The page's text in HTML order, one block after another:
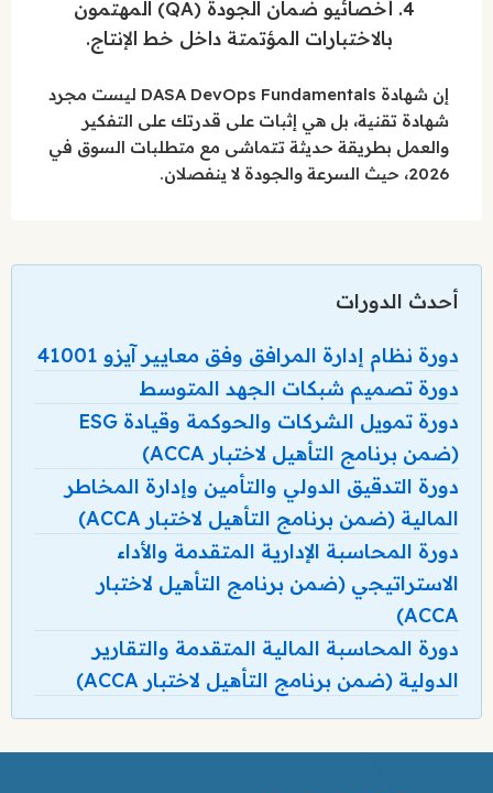
أخصائيو ضمان الجودة (QA) المهتمون
بالاختبارات المؤتمتة داخل خط الإنتاج.
إن شهادة DASA DevOps Fundamentals ليست مجرد
شهادة تقنية، بل هي إثبات على قدرتك على التفكير
والعمل بطريقة حديثة تتماشى مع متطلبات السوق في
2026، حيث السرعة والجودة لا ينفصلان.
أحدث الدورات
دورة نظام إدارة المرافق وفق معايير آيزو 41001
دورة تصميم شبكات الجهد المتوسط
دورة تمويل الشركات والحوكمة وقيادة ESG
(ضمن برنامج التأهيل لاختبار ACCA)
دورة التدقيق الدولي والتأمين وإدارة المخاطر
المالية (ضمن برنامج التأهيل لاختبار ACCA)
دورة المحاسبة الإدارية المتقدمة والأداء
الاستراتيجي (ضمن برنامج التأهيل لاختبار
ACCA)
دورة المحاسبة المالية المتقدمة والتقارير
الدولية (ضمن برنامج التأهيل لاختبار ACCA)